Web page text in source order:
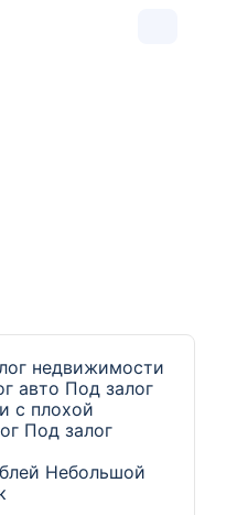
недвижимости
авто Под залог
с плохой
Под залог
Небольшой